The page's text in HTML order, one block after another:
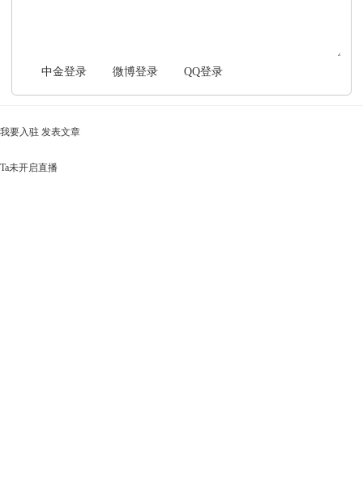
中金登录 微博登录 QQ登录
我要入驻 发表文章
Ta未开启直播